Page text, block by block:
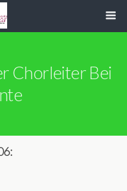
Chorleiter Bei